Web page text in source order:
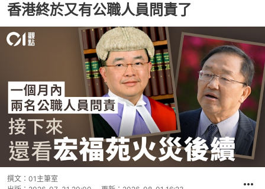
香港終於又有公職人員問責了
撰文： 01主筆室